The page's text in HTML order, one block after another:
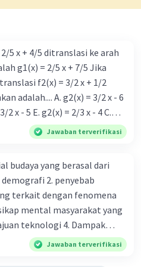
(5):
coba beberapa nilai z:
7
6
kombinasi solusi yang
2/3, y = 6
2/3, y = 5
SPLTV tersebut adalah:
(2/3, 5, 2)}
Balas
5 x + 4/5 ditranslasi ke arah
g1(x) = 2/5 x + 7/5 Jika
f2(x) = 3/2 x + 1/2
adalah.... A. g2(x) = 3/2 x - 6
Jawaban terverifikasi
budaya yang berasal dari
2. penyebab
terkait dengan fenomena
mental masyarakat yang
teknologi 4. Dampak
sosial masyarakat 5.
ekonomi yang menunjukkan
Jawaban terverifikasi